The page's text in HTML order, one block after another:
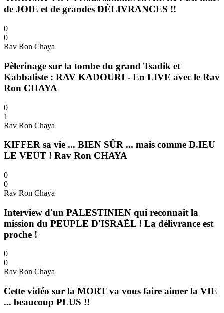
de JOIE et de grandes DÉLIVRANCES !!
0
0
Rav Ron Chaya
Pèlerinage sur la tombe du grand Tsadik et
Kabbaliste : RAV KADOURI - En LIVE avec le Rav
Ron CHAYA
0
1
Rav Ron Chaya
KIFFER sa vie ... BIEN SÛR ... mais comme D.IEU
LE VEUT ! Rav Ron CHAYA
0
0
Rav Ron Chaya
Interview d'un PALESTINIEN qui reconnait la
mission du PEUPLE D'ISRAËL ! La délivrance est
proche !
0
0
Rav Ron Chaya
Cette vidéo sur la MORT va vous faire aimer la VIE
... beaucoup PLUS !!